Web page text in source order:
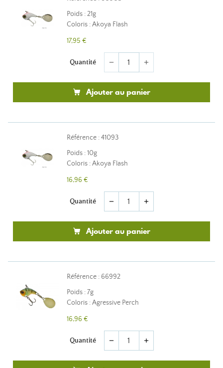
Poids : 21g
Coloris : Akoya Flash
17,95 €
Quantité remove add
Ajouter au panier
Référence : 41093
Poids : 10g
Coloris : Akoya Flash
16,96 €
Quantité remove add
Ajouter au panier
Référence : 66992
Poids : 7g
Coloris : Agressive Perch
16,96 €
Quantité remove add